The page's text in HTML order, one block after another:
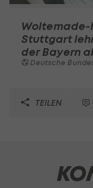
Woltemade-
Stuttgart
der Bayern
Deutsche
TEILEN